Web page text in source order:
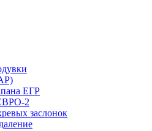
ЕГР
2
заслонок